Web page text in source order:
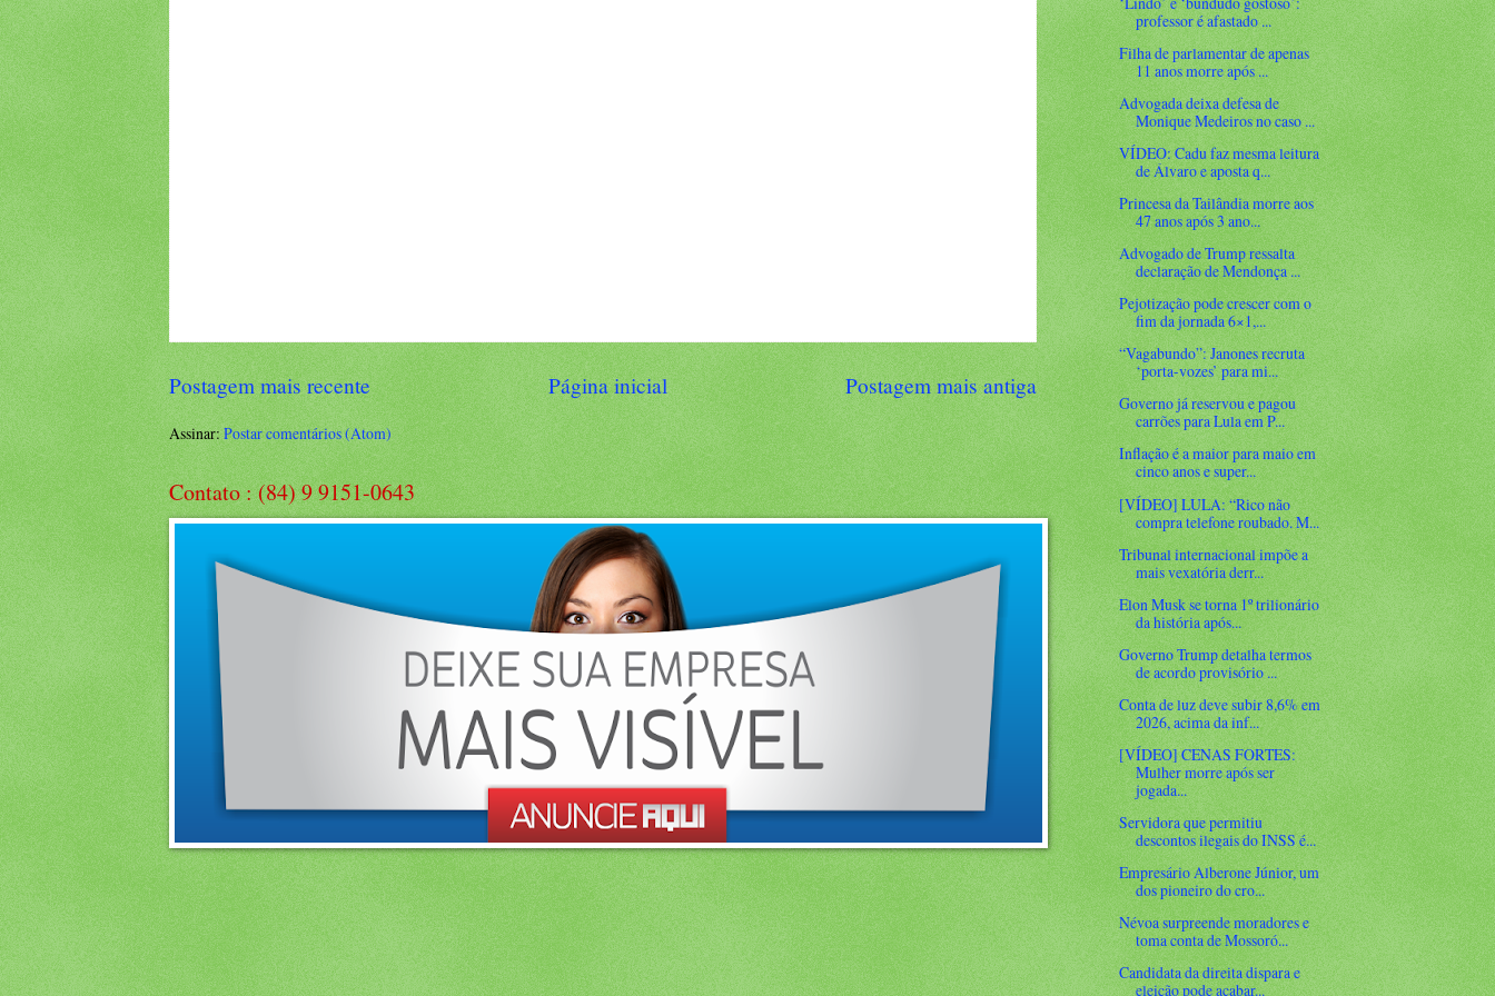
Postagem mais recente Postagem mais antiga
Página inicial
Assinar:Postar comentários (Atom)
Contato : (84) 9 9151-0643
professor é afastado ...
Filha de parlamentar de apenas
11 anos morre após ...
Advogada deixa defesa de
Monique Medeiros no caso ...
VÍDEO: Cadu faz mesma leitura
de Álvaro e aposta q...
Princesa da Tailândia morre aos
47 anos após 3 ano...
Advogado de Trump ressalta
declaração de Mendonça ...
Pejotização pode crescer com o
fim da jornada 6×1,...
“Vagabundo”: Janones recruta
‘porta-vozes’ para mi...
Governo já reservou e pagou
carrões para Lula em P...
Inflação é a maior para maio em
cinco anos e super...
[VÍDEO] LULA: “Rico não
compra telefone roubado. M...
Tribunal internacional impõe a
mais vexatória derr...
Elon Musk se torna 1º trilionário
da história após...
Governo Trump detalha termos
de acordo provisório ...
Conta de luz deve subir 8,6% em
2026, acima da inf...
[VÍDEO] CENAS FORTES:
Mulher morre após ser
jogada...
Servidora que permitiu
descontos ilegais do INSS é...
Empresário Alberone Júnior, um
dos pioneiro do cro...
Névoa surpreende moradores e
toma conta de Mossoró...
Candidata da direita dispara e
eleição pode acabar...